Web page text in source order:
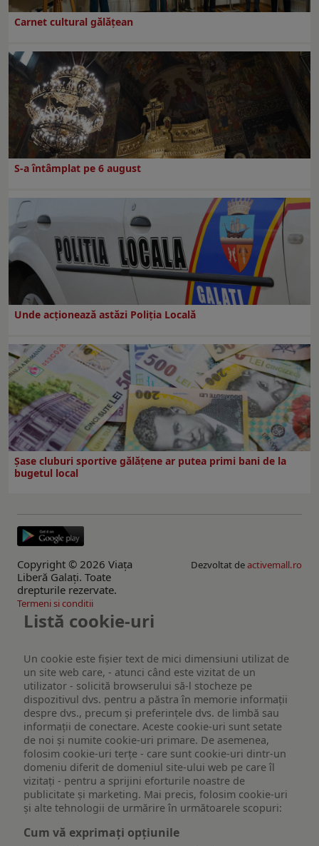
Carnet cultural gălăţean
S-a întâmplat pe 6 august
Unde acționează astăzi Poliția Locală
Şase cluburi sportive gălăţene ar putea primi bani de la
bugetul local
Copyright © 2026 Viaţa
Liberă Galaţi. Toate
drepturile rezervate.
Dezvoltat deactivemall.ro
Termeni si conditii
Listă cookie-uri
Un cookie este fişier text de mici dimensiuni utilizat de
un site web care, - atunci când este vizitat de un
utilizator - solicită browserului să-l stocheze pe
dispozitivul dvs. pentru a păstra în memorie informații
despre dvs., precum și preferințele dvs. de limbă sau
informații de conectare. Aceste cookie-uri sunt setate
de noi și numite cookie-uri primare. De asemenea,
folosim cookie-uri terțe - care sunt cookie-uri dintr-un
domeniu diferit de domeniul site-ului web pe care îl
vizitați - pentru a sprijini eforturile noastre de
publicitate și marketing. Mai precis, folosim cookie-uri
și alte tehnologii de urmărire în următoarele scopuri:
Cum vă exprimați opțiunile